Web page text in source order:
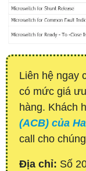
Liên hệ ngay
có mức giá
hàng. Khách
(ACB) của
call cho
Địa chỉ: Số